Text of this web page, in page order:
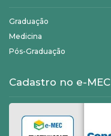
Graduação
Medicina
Pós-Graduação
Cadastro no e-MEC